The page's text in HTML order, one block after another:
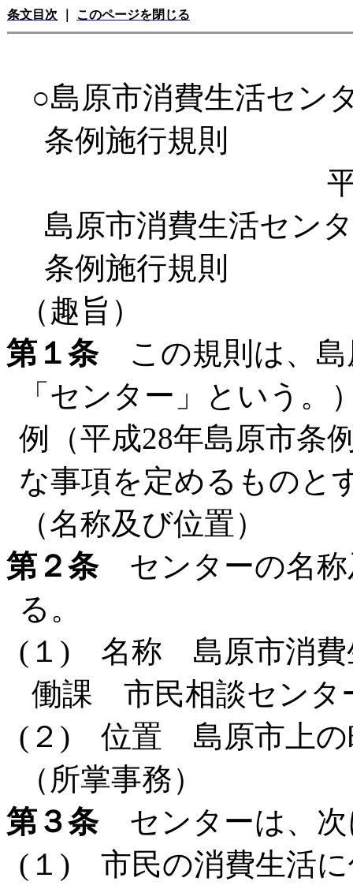
条文目次 このページを閉じる
○島原市消費生活セン
条例施行規則
島原市消費生活セン
条例施行規則
（趣旨）
第１条この規則は、島
「センター」という
例（平成28年島原市条
な事項を定めるものと
（名称及び位置）
第２条センターの名称
る。
(１) 名称 島原市消費
働課 市民相談センタ
(２) 位置 島原市上の
（所掌事務）
第３条センターは、次
(１) 市民の消費生活に